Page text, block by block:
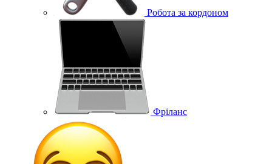
Робота за кордоном
Фріланс